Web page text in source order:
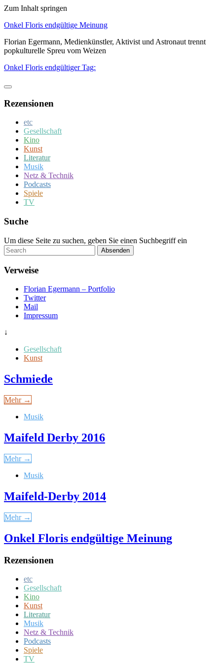
Zum Inhalt springen
Onkel Floris endgültige Meinung
Florian Egermann, Medienkünstler, Aktivist und Astronaut trennt
popkulturelle Spreu vom Weizen
Onkel Floris endgültiger Tag:
Rezensionen
etc
Gesellschaft
Kino
Kunst
Literatur
Musik
Netz & Technik
Podcasts
Spiele
TV
Suche
Um diese Seite zu suchen, geben Sie einen Suchbegriff ein
Absenden
Verweise
Florian Egermann – Portfolio
Twitter
Mail
Impressum
↓
Gesellschaft
Kunst
Schmiede
Mehr →
Musik
Maifeld Derby 2016
Mehr →
Musik
Maifeld-Derby 2014
Mehr →
Onkel Floris endgültige Meinung
Rezensionen
etc
Gesellschaft
Kino
Kunst
Literatur
Musik
Netz & Technik
Podcasts
Spiele
TV